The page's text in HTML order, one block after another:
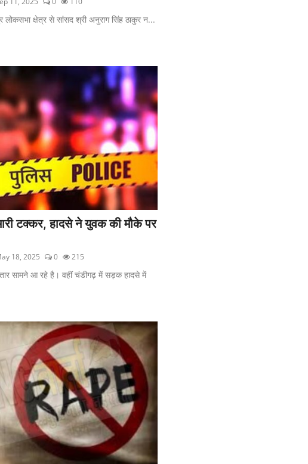
लोकसभा क्षेत्र से सांसद श्री अनुराग सिंह ठाकुर न...
टक्कर, हादसे ने युवक की मौके पर
18, 2025 0 215
सामने आ रहे है। वहीं चंडीगढ़ में सड़क हादसे में